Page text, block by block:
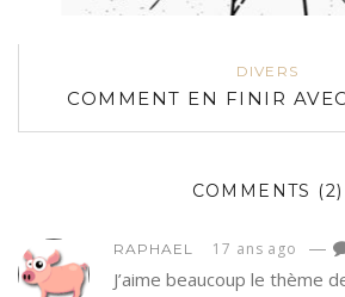
DIVERS
COMMENT EN FINIR
COMMENTS (2)
RAPHAEL 17 ans ago —
J’aime beaucoup le thème